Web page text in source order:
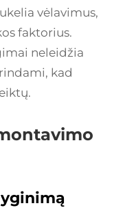
vėlavimus,
faktorius.
neleidžia
kad